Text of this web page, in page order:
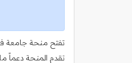
تفتح منحة جامعة
تقدم المنحة دعماً